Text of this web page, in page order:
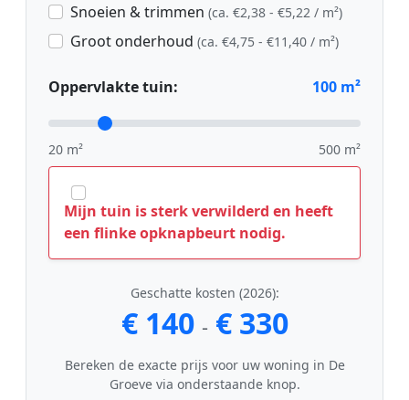
Snoeien & trimmen (ca. €2,38 - €5,22 / m²)
Groot onderhoud (ca. €4,75 - €11,40 / m²)
Oppervlakte tuin: 100 m²
20 m² 500 m²
Mijn tuin is sterk verwilderd en heeft
een flinke opknapbeurt nodig.
Geschatte kosten (2026):
€ 140 - € 330
Bereken de exacte prijs voor uw woning in De
Groeve via onderstaande knop.